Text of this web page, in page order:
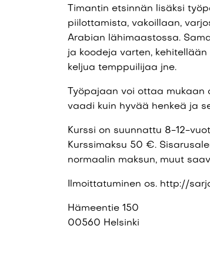
Timantin etsinnän lisäksi
piilottamista, vakoillaan,
Arabian lähimaastossa.
ja koodeja varten,
keljua temppuilijaa jne.
Työpajaan voi ottaa mukaan
vaadi kuin hyvää henkeä ja
Kurssi on suunnattu 8-12-
Kurssimaksu 50 €.
normaalin maksun, muut
Ilmoittatuminen os. http://
Hämeentie 150
00560 Helsinki